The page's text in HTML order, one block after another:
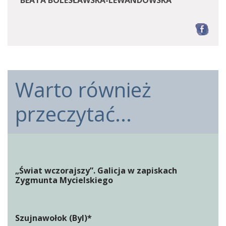
Warto również
przeczytać...
„Świat wczorajszy”. Galicja w zapiskach
Zygmunta Mycielskiego
Szujnawołok (Byl)*